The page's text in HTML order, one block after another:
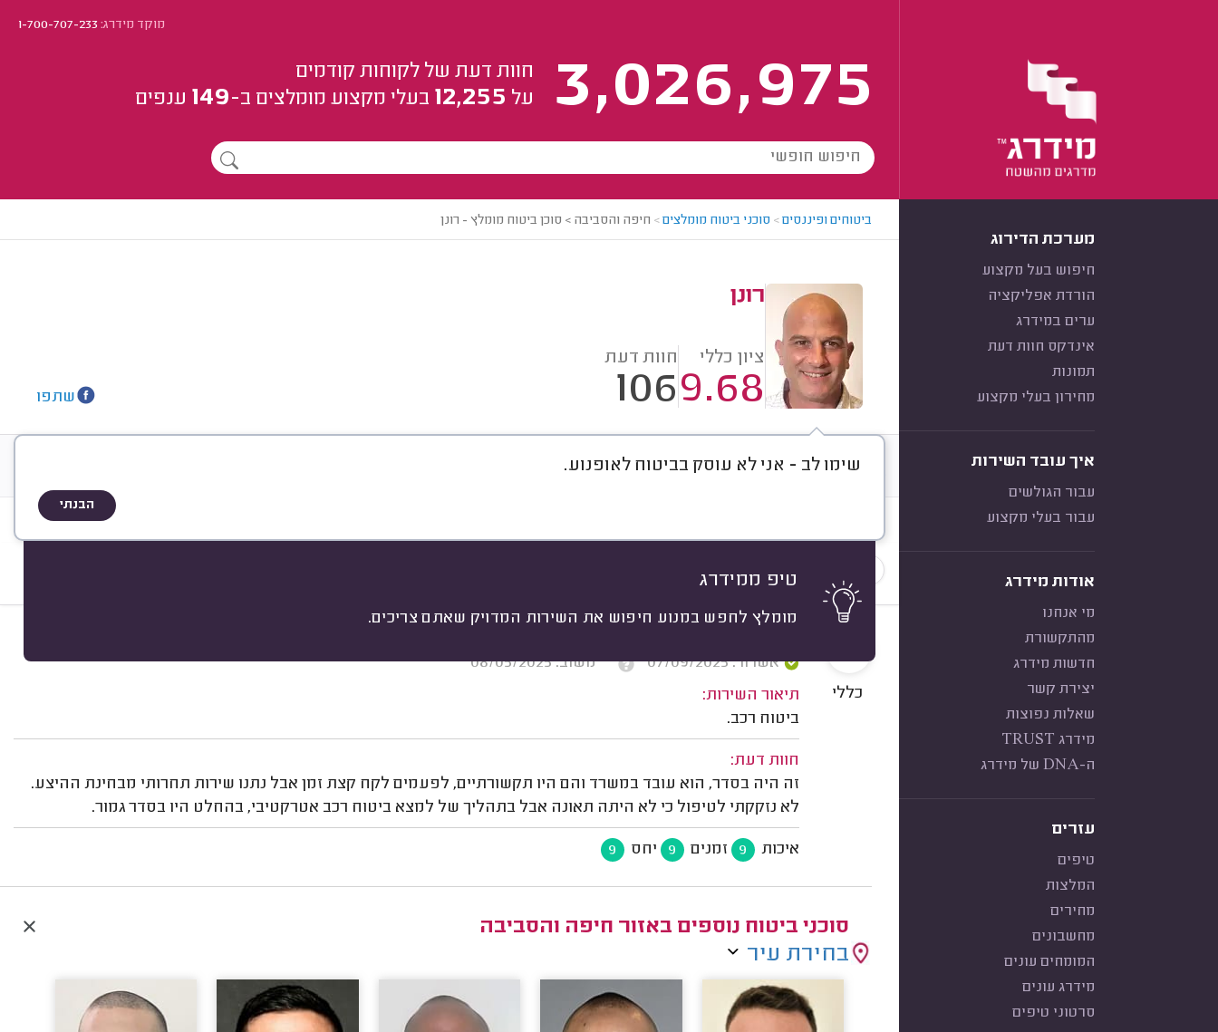
מוקד מידרג:1-700-707-233
3,026,975
חוות דעת של לקוחות קודמים
על 12,255 בעלי מקצוע מומלצים ב-149 ענפים
מערכת הדירוג
חיפוש בעל מקצוע
הורדת אפליקציה
ערים במידרג
אינדקס חוות דעת
תמונות
מחירון בעלי מקצוע
איך עובד השירות
עבור הגולשים
עבור בעלי מקצוע
אודות מידרג
מי אנחנו
מהתקשורת
חדשות מידרג
יצירת קשר
שאלות נפוצות
מידרג TRUST
ה-DNA של מידרג
עזרים
טיפים
המלצות
מחירים
מחשבונים
המומחים עונים
מידרג עונים
סרטוני טיפים
ביטוחים ופיננסים> סוכני ביטוח מומלצים> חיפה והסביבה > סוכן ביטוח מומלץ - רונן
רונן
ציון כללי
9.68
חוות דעת
106 שתפו
שימו לב - אני לא עוסק בביטוח לאופנוע.
הבנתי
טיפ ממידרג
מומלץ לחפש במנוע חיפוש את השירות המדויק שאתם צריכים.
דברו איתי חוות דעת ממוצע
מוצר ביטוחי סוג שירות
אשרור: 07/09/2025
משוב: 08/05/2025
תיאור השירות:
ביטוח רכב.
חוות דעת:
זה היה בסדר, הוא עובד במשרד והם היו תקשורתיים, לפעמים לקח קצת זמן אבל נתנו שירות תחרותי מבחינת ההיצע.
לא נזקקתי לטיפול כי לא היתה תאונה אבל בתהליך של למצא ביטוח רכב אטרקטיבי, בהחלט היו בסדר גמור.
איכות 9 זמנים 9 יחס 9
9
כללי
סוכני ביטוח נוספים באזור חיפה והסביבה
בחירת עיר